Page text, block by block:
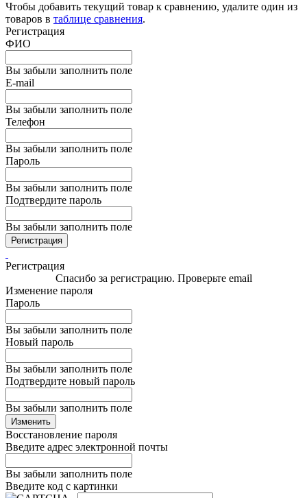
Чтобы добавить текущий товар к сравнению, удалите один из
товаров в таблице сравнения.
Регистрация
ФИО
Вы забыли заполнить поле
E-mail
Вы забыли заполнить поле
Телефон
Вы забыли заполнить поле
Пароль
Вы забыли заполнить поле
Подтвердите пароль
Вы забыли заполнить поле
Регистрация
Регистрация
Спасибо за регистрацию. Проверьте email
Изменение пароля
Пароль
Вы забыли заполнить поле
Новый пароль
Вы забыли заполнить поле
Подтвердите новый пароль
Вы забыли заполнить поле
Изменить
Восстановление пароля
Введите адрес электронной почты
Вы забыли заполнить поле
Введите код с картинки